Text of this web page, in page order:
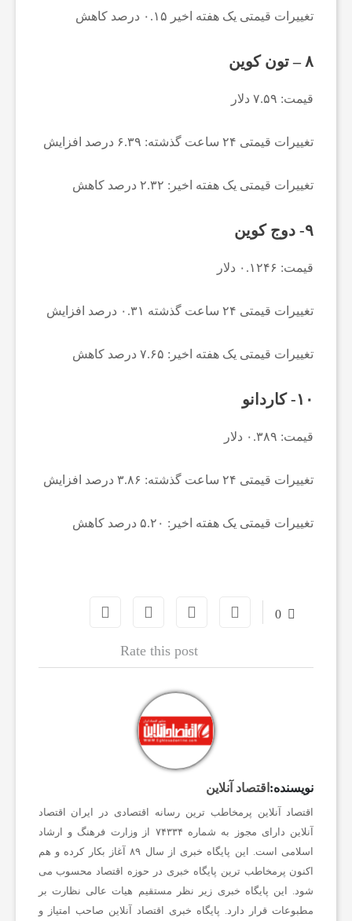
تغییرات قیمتی یک هفته اخیر ۰.۱۵ درصد کاهش
۸ – تون کوین
قیمت: ۷.۵۹ دلار
تغییرات قیمتی ۲۴ ساعت گذشته: ۶.۳۹ درصد افزایش
تغییرات قیمتی یک هفته اخیر: ۲.۳۲ درصد کاهش
۹- دوج کوین
قیمت: ۰.۱۲۴۶ دلار
تغییرات قیمتی ۲۴ ساعت گذشته ۰.۳۱ درصد افزایش
تغییرات قیمتی یک هفته اخیر: ۷.۶۵ درصد کاهش
۱۰- کاردانو
قیمت: ۰.۳۸۹ دلار
تغییرات قیمتی ۲۴ ساعت گذشته: ۳.۸۶ درصد افزایش
تغییرات قیمتی یک هفته اخیر: ۵.۲۰ درصد کاهش
Rate this post
0
نویسنده: اقتصاد آنلاین
اقتصاد آنلاین پرمخاطب ترین رسانه اقتصادی در ایران اقتصاد
آنلاین دارای مجوز به شماره ۷۴۳۳۴ از وزارت فرهنگ و ارشاد
اسلامی است.
این پایگاه خبری از سال ۸۹ آغاز بکار کرده و هم
اکنون پرمخاطب ترین پایگاه خبری در حوزه اقتصاد محسوب می
شود. این پایگاه خبری زیر نظر مستقیم هیات عالی نظارت بر
مطبوعات قرار دارد. پایگاه خبری اقتصاد آنلاین صاحب امتیاز و